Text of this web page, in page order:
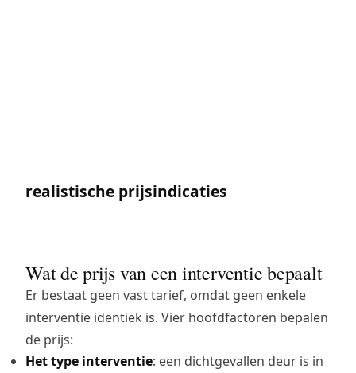
realistische prijsindicaties
Wat de prijs van een interventie bepaalt
Er bestaat geen vast tarief, omdat geen enkele
interventie identiek is. Vier hoofdfactoren bepalen
de prijs:
Het type interventie: een dichtgevallen deur is in